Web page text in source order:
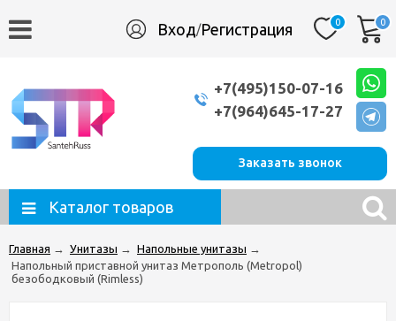
Вход/Регистрация 0 0
+7(495)150-07-16
+7(964)645-17-27
Заказать звонок
Каталог товаров
Главная → Унитазы → Напольные унитазы →
Напольный приставной унитаз Метрополь (Metropol)
безободковый (Rimless)